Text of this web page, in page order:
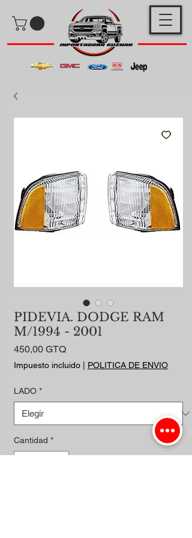
PIDEVIA. DODGE RAM
M/1994 - 2001
450,00 GTQPrecio
Impuesto incluido POLITICA DE ENVIO
LADO *
Cantidad *